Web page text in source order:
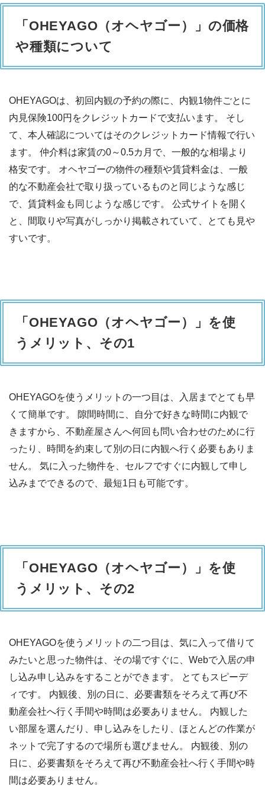
「OHEYAGO（オヘヤゴー）」の価格
や種類について
OHEYAGOは、初回内観の予約の際に、内観1物件ごとに
内見保険100円をクレジットカードで支払います。 そし
て、本人確認についてはそのクレジットカード情報で行い
ます。 仲介料は家賃の0～0.5カ月で、一般的な相場より
格安です。 オヘヤゴーの物件の種類や賃貸料金は、一般
的な不動産会社で取り扱っているものと同じような感じ
で、賃貸料金も同じような感じです。 公式サイトを開く
と、間取りや写真がしっかり掲載されていて、とても見や
すいです。
「OHEYAGO（オヘヤゴー）」を使
うメリット、その1
OHEYAGOを使うメリットの一つ目は、入居までとても早
くて簡単です。 隙間時間に、自分で好きな時間に内観で
きますから、不動産屋さんへ何回も問い合わせのために行
ったり、時間を約束して別の日に内観へ行く必要もありま
せん。 気に入った物件を、セルフですぐに内観して申し
込みまでできるので、最短1日も可能です。
「OHEYAGO（オヘヤゴー）」を使
うメリット、その2
OHEYAGOを使うメリットの二つ目は、気に入って借りて
みたいと思った物件は、その場ですぐに、Webで入居の申
し込み申し込みをすることができます。 とてもスピーデ
ィです。 内観後、別の日に、必要書類をそろえて再び不
動産会社へ行く手間や時間は必要ありません。 内観した
い部屋を選んだり、申し込みをしたり、ほとんどの作業が
ネットで完了するので場所も選びません。 内観後、別の
日に、必要書類をそろえて再び不動産会社へ行く手間や時
間は必要ありません。